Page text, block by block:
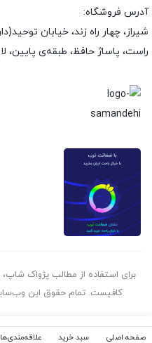
آدرس فروشگاه:
شیراز، چهار راه زند، خیابان
راست، پاساژ حافظ، طبقه‌ی
برای استفاده از مطالب پژواک
کافیست. تمام حقوق اين
صفحه اصلی سبد خرید علاقه‌مندی‌ها